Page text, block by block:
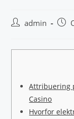
admin
Attribuering
Casino
Hvorfor